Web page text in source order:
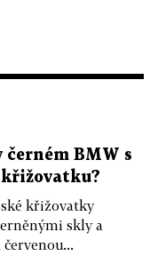
černém BMW s
křižovatku?
křižovatky
skly a